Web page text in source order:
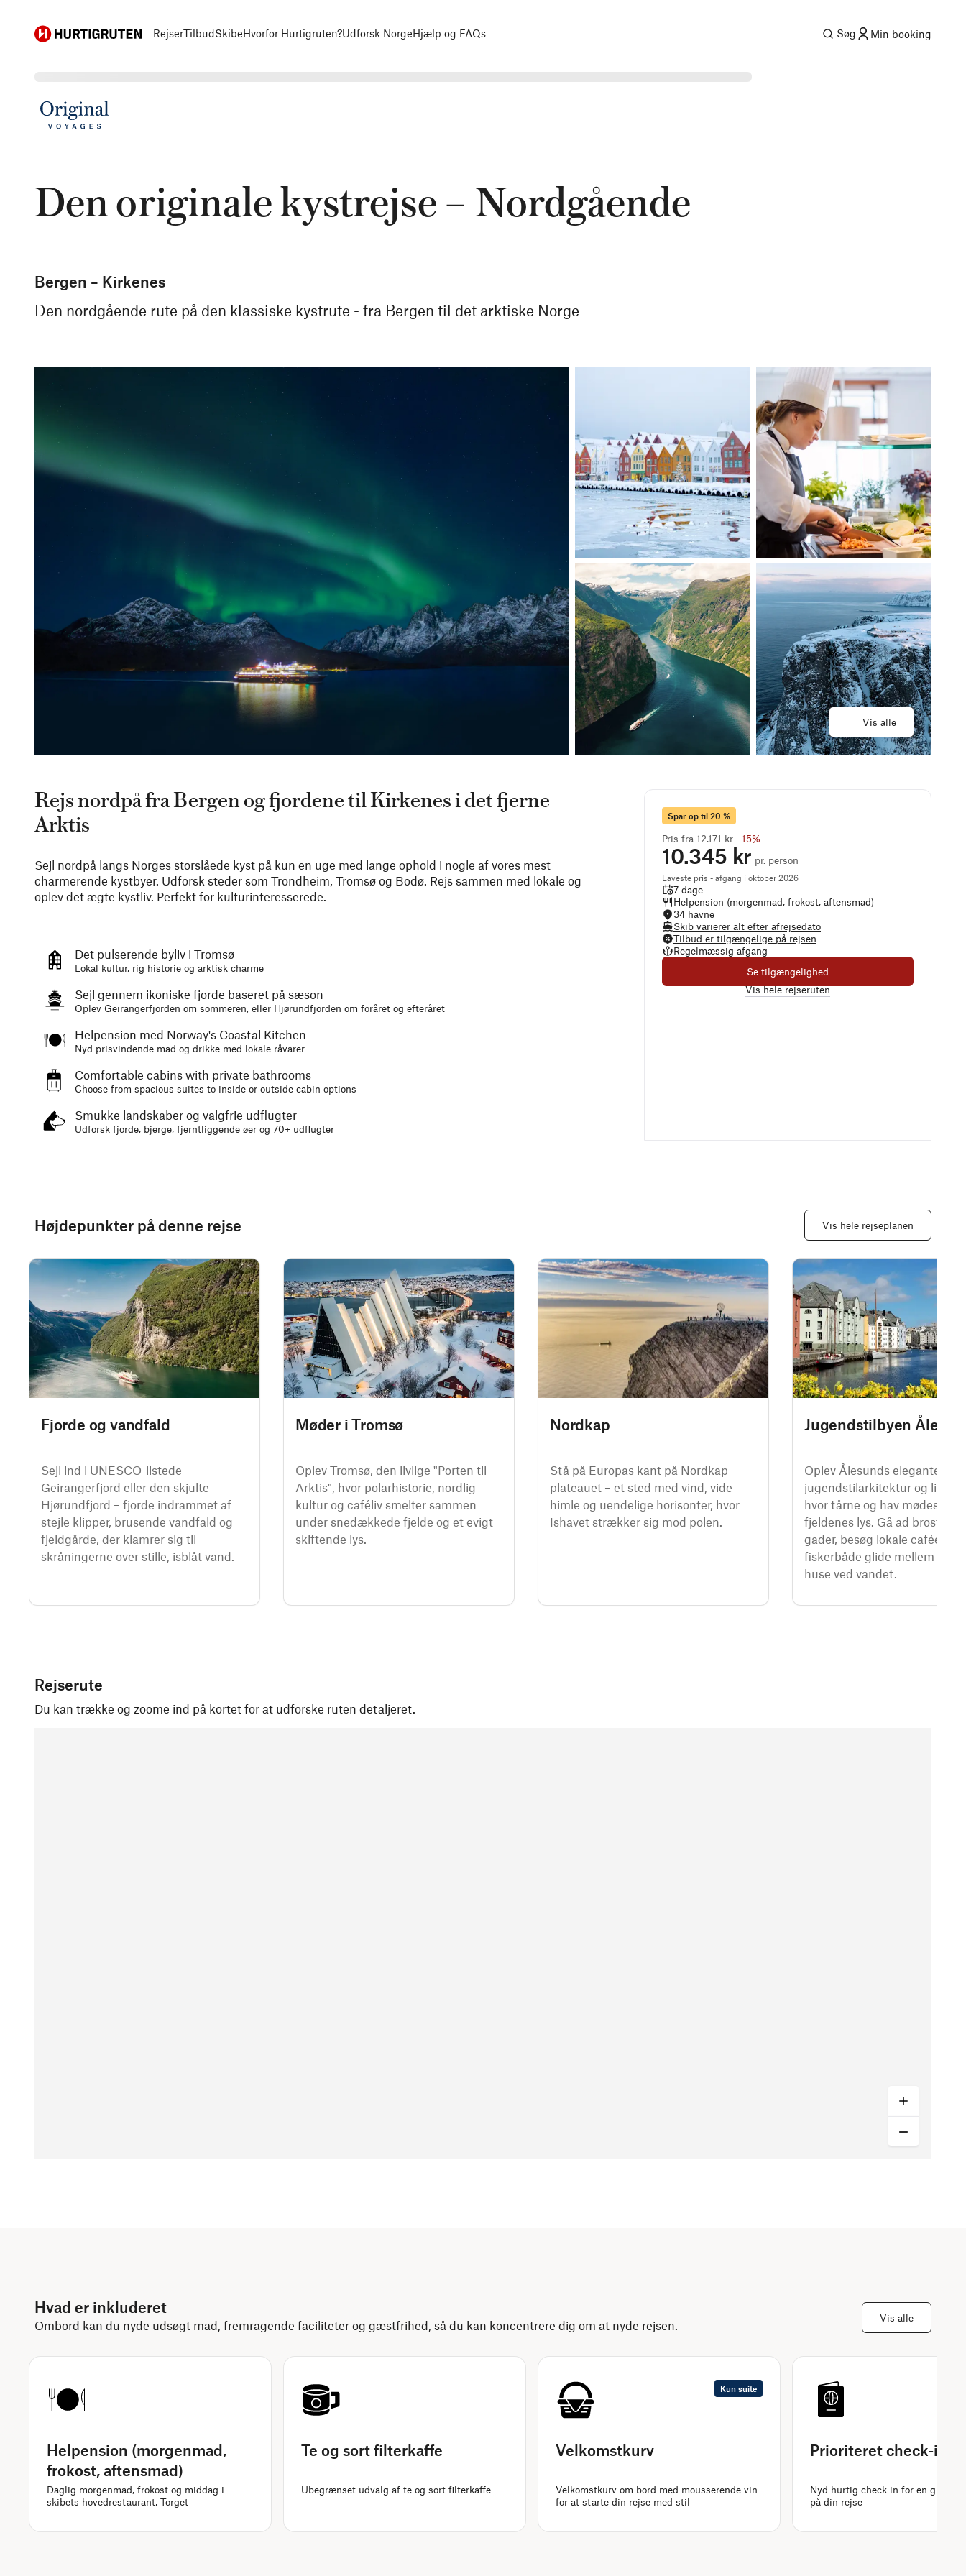
Hurtigruten RejserTilbudSkibeHvorfor Hurtigruten?Udforsk NorgeHjælp og FAQs Søg Min booking
Den originale kystrejse – Nordgående
Bergen – Kirkenes
Den nordgående rute på den klassiske kystrute - fra Bergen til det arktiske Norge
Vis alle
Rejs nordpå fra Bergen og fjordene til Kirkenes i det fjerne
Arktis
Sejl nordpå langs Norges storslåede kyst på kun en uge med lange ophold i nogle af vores mest
charmerende kystbyer. Udforsk steder som Trondheim, Tromsø og Bodø. Rejs sammen med lokale og
oplev det ægte kystliv. Perfekt for kulturinteresserede.
Spar op til 20 %
Pris fra 12.171 kr -15%
10.345 kr pr. person
Laveste pris - afgang i oktober 2026
7 dage
Helpension (morgenmad, frokost, aftensmad)
34 havne
Skib varierer alt efter afrejsedato
Tilbud er tilgængelige på rejsen
Regelmæssig afgang
Se tilgængelighed
Vis hele rejseruten
Det pulserende byliv i Tromsø
Lokal kultur, rig historie og arktisk charme
Sejl gennem ikoniske fjorde baseret på sæson
Oplev Geirangerfjorden om sommeren, eller Hjørundfjorden om foråret og efteråret
Helpension med Norway's Coastal Kitchen
Nyd prisvindende mad og drikke med lokale råvarer
Comfortable cabins with private bathrooms
Choose from spacious suites to inside or outside cabin options
Smukke landskaber og valgfrie udflugter
Udforsk fjorde, bjerge, fjerntliggende øer og 70+ udflugter
Højdepunkter på denne rejse Vis hele rejseplanen
Fjorde og vandfald
Sejl ind i UNESCO-listede
Geirangerfjord eller den skjulte
Hjørundfjord – fjorde indrammet af
stejle klipper, brusende vandfald og
fjeldgårde, der klamrer sig til
skråningerne over stille, isblåt vand.
Møder i Tromsø
Oplev Tromsø, den livlige "Porten til
Arktis", hvor polarhistorie, nordlig
kultur og caféliv smelter sammen
under snedækkede fjelde og et evigt
skiftende lys.
Nordkap
Stå på Europas kant på Nordkap-
plateauet – et sted med vind, vide
himle og uendelige horisonter, hvor
Ishavet strækker sig mod polen.
Jugendstilbyen
Oplev Ålesunds elegante
jugendstilarkitektur og livlige
hvor tårne og hav mødes
fjeldenes lys. Gå ad
gader, besøg lokale caféer, og
fiskerbåde glide mellem
huse ved vandet.
Rejserute
Du kan trække og zoome ind på kortet for at udforske ruten detaljeret.
Hvad er inkluderet
Ombord kan du nyde udsøgt mad, fremragende faciliteter og gæstfrihed, så du kan koncentrere dig om at nyde rejsen.
Vis alle
Helpension (morgenmad,
frokost, aftensmad)
Daglig morgenmad, frokost og middag i
skibets hovedrestaurant, Torget
Te og sort filterkaffe
Ubegrænset udvalg af te og sort filterkaffe
Kun suite
Velkomstkurv
Velkomstkurv om bord med mousserende vin
for at starte din rejse med stil
Prioriteret check-in
Nyd hurtig check-in for en glat
på din rejse